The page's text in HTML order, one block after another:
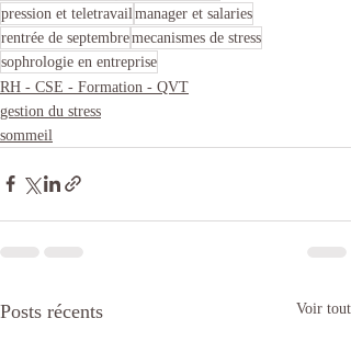
pression et teletravail manager et salaries
rentrée de septembremecanismes de stress
sophrologie en entreprise
RH - CSE - Formation - QVT
gestion du stress
sommeil
Posts récents Voir tout